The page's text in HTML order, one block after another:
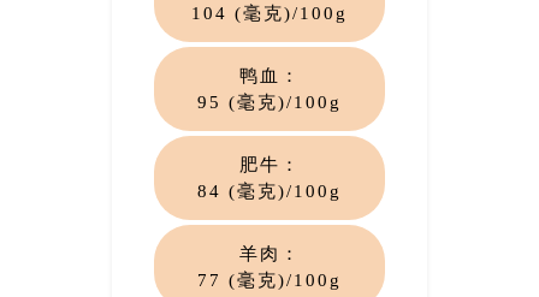
104 (毫克)/100g
鸭血
：
95 (毫克)/100g
肥牛 ：
84 (毫克)/100g
羊肉 ：
77 (毫克)/100g